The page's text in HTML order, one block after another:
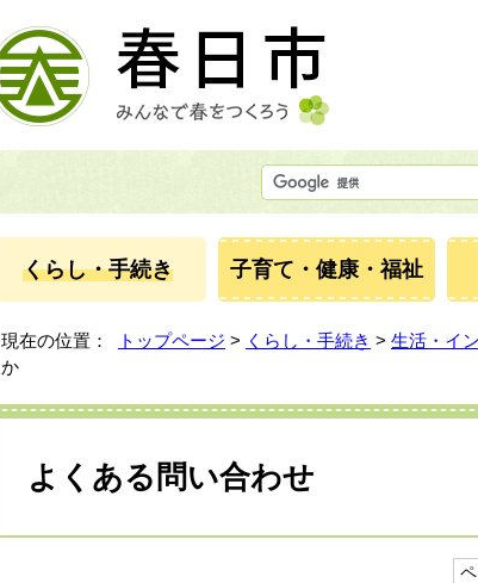
くらし・手続き 子育て・健康・福祉
現在の位置： トップページ > くらし・手続き > 生活・イ
か
よくある問い合わせ